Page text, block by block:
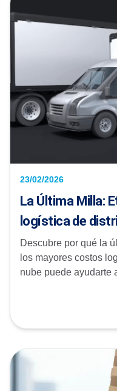
23/02/2026
La Última Milla:
logística de
Descubre por qué la
los mayores costos
nube puede ayudarte